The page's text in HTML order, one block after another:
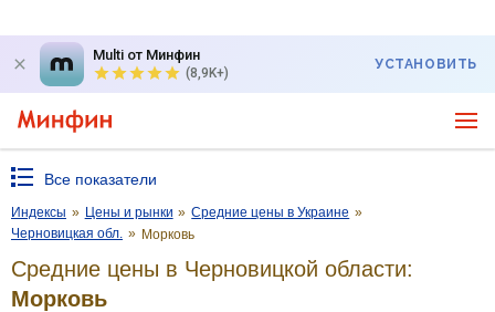
Multi от Минфин
(8,9K+)
УСТАНОВИТЬ
Все показатели
Индексы » Цены и рынки » Средние цены в Украине »
Черновицкая обл. » Морковь
Средние цены в Черновицкой области:
Морковь